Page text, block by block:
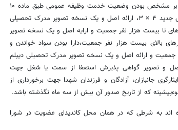
وظیفه یا کارت معافیت دائم برای مردان یا مدرکی دال بر مشخص بودن وضعیت خدمت وظیفه عمومی طبق ماده ۱۰
قانون نظام وظیفه عمومی و تصویر آن،چهار قطعه عکس جدید ۴ × ۳، ارائه اصل و یک نسخه تصویر مدرک تحصیلی
تا بیست هزار نفر جمعیت و ارایه اصل و یک نسخه تصویر
بالای بیست هزار نفر جمعیت،دارا بودن سواد خواندن و
جمعیت و ارائه اصل و یک نسخه تصویر مدرک تحصیلی دیپلم
و تصویر گواهی پذیرش استعفا از سمت یا شغل جهت
ایثارگری جانبازان، آزادگان و فرزندان شهدا جهت برخورداری از
که از تاریخ صدور آن بیش از سه ماه نگذشته باشد.
اند به شرطی که در همان محل کاندیدای عضویت در شورا